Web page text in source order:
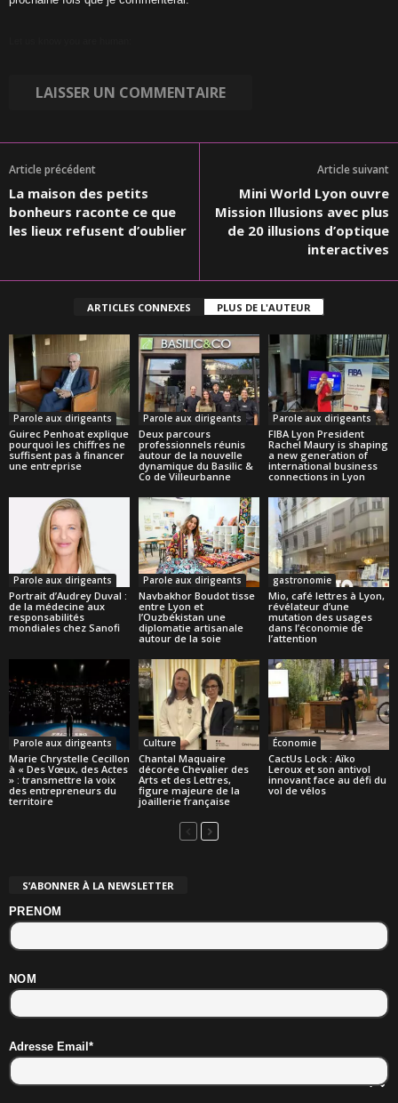
Article précédent
La maison des petits
bonheurs raconte ce que
les lieux refusent d’oublier
Article suivant
Mini World Lyon ouvre
Mission Illusions avec plus
de 20 illusions d’optique
interactives
ARTICLES CONNEXES PLUS DE L'AUTEUR
Parole aux dirigeants
Guirec Penhoat explique
pourquoi les chiffres ne
suffisent pas à financer
une entreprise
Parole aux dirigeants
Deux parcours
professionnels réunis
autour de la nouvelle
dynamique du Basilic &
Co de Villeurbanne
Parole aux dirigeants
FIBA Lyon President
Rachel Maury is shaping
a new generation of
international business
connections in Lyon
Parole aux dirigeants
Portrait d’Audrey Duval :
de la médecine aux
responsabilités
mondiales chez Sanofi
Parole aux dirigeants
Navbakhor Boudot tisse
entre Lyon et
l’Ouzbékistan une
diplomatie artisanale
autour de la soie
gastronomie
Mio, café lettres à Lyon,
révélateur d’une
mutation des usages
dans l’économie de
l’attention
Parole aux dirigeants
Marie Chrystelle Cecillon
à « Des Vœux, des Actes
» : transmettre la voix
des entrepreneurs du
territoire
Culture
Chantal Maquaire
décorée Chevalier des
Arts et des Lettres,
figure majeure de la
joaillerie française
Économie
CactUs Lock : Aïko
Leroux et son antivol
innovant face au défi du
vol de vélos
S’ABONNER À LA NEWSLETTER
PRENOM
NOM
Adresse Email*